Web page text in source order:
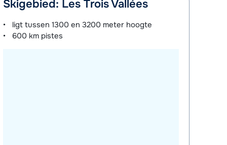
Skigebied: Les Trois Vallées
ligt tussen1300 en 3200 meter hoogte
600 km pistes